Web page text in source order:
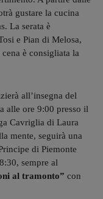
gustare la cucina
La serata è
e Pian di Melosa,
è consigliata la
all’insegna del
alle ore 9:00 presso il
Cavriglia di Laura
mente, seguirà una
di Piemonte
sempre al
al tramonto” con